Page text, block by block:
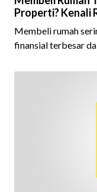
Properti? Kenali
Membeli rumah
finansial terbesar
kepemilikan hunian
fokus pada harga